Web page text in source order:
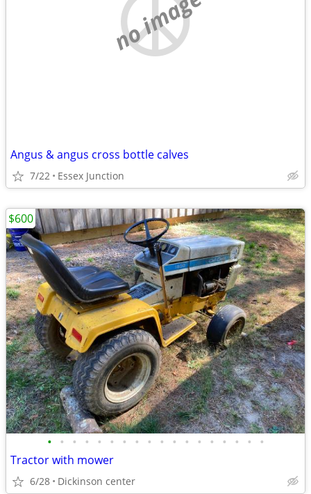
no image
Angus & angus cross bottle calves
7/22 Essex Junction
• • • • • • • • • • • • • • • • • •
Tractor with mower
6/28 Dickinson center
$600